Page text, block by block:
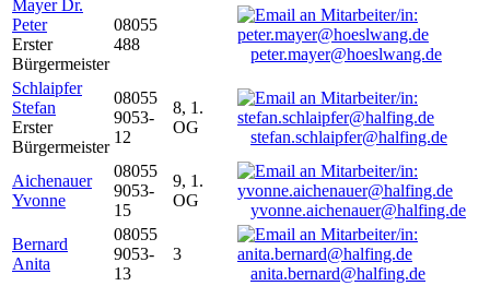
Mayer Dr.
Peter
Erster
Bürgermeister
08055
488
peter.mayer@hoeslwang.de
Schlaipfer
Stefan
Erster
Bürgermeister
08055
9053-
12
8, 1.
OG
stefan.schlaipfer@halfing.de
Aichenauer
Yvonne
08055
9053-
15
9, 1.
OG
yvonne.aichenauer@halfing.de
Bernard
Anita
08055
9053-
13
3
anita.bernard@halfing.de